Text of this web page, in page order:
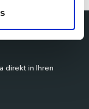
direkt in Ihren